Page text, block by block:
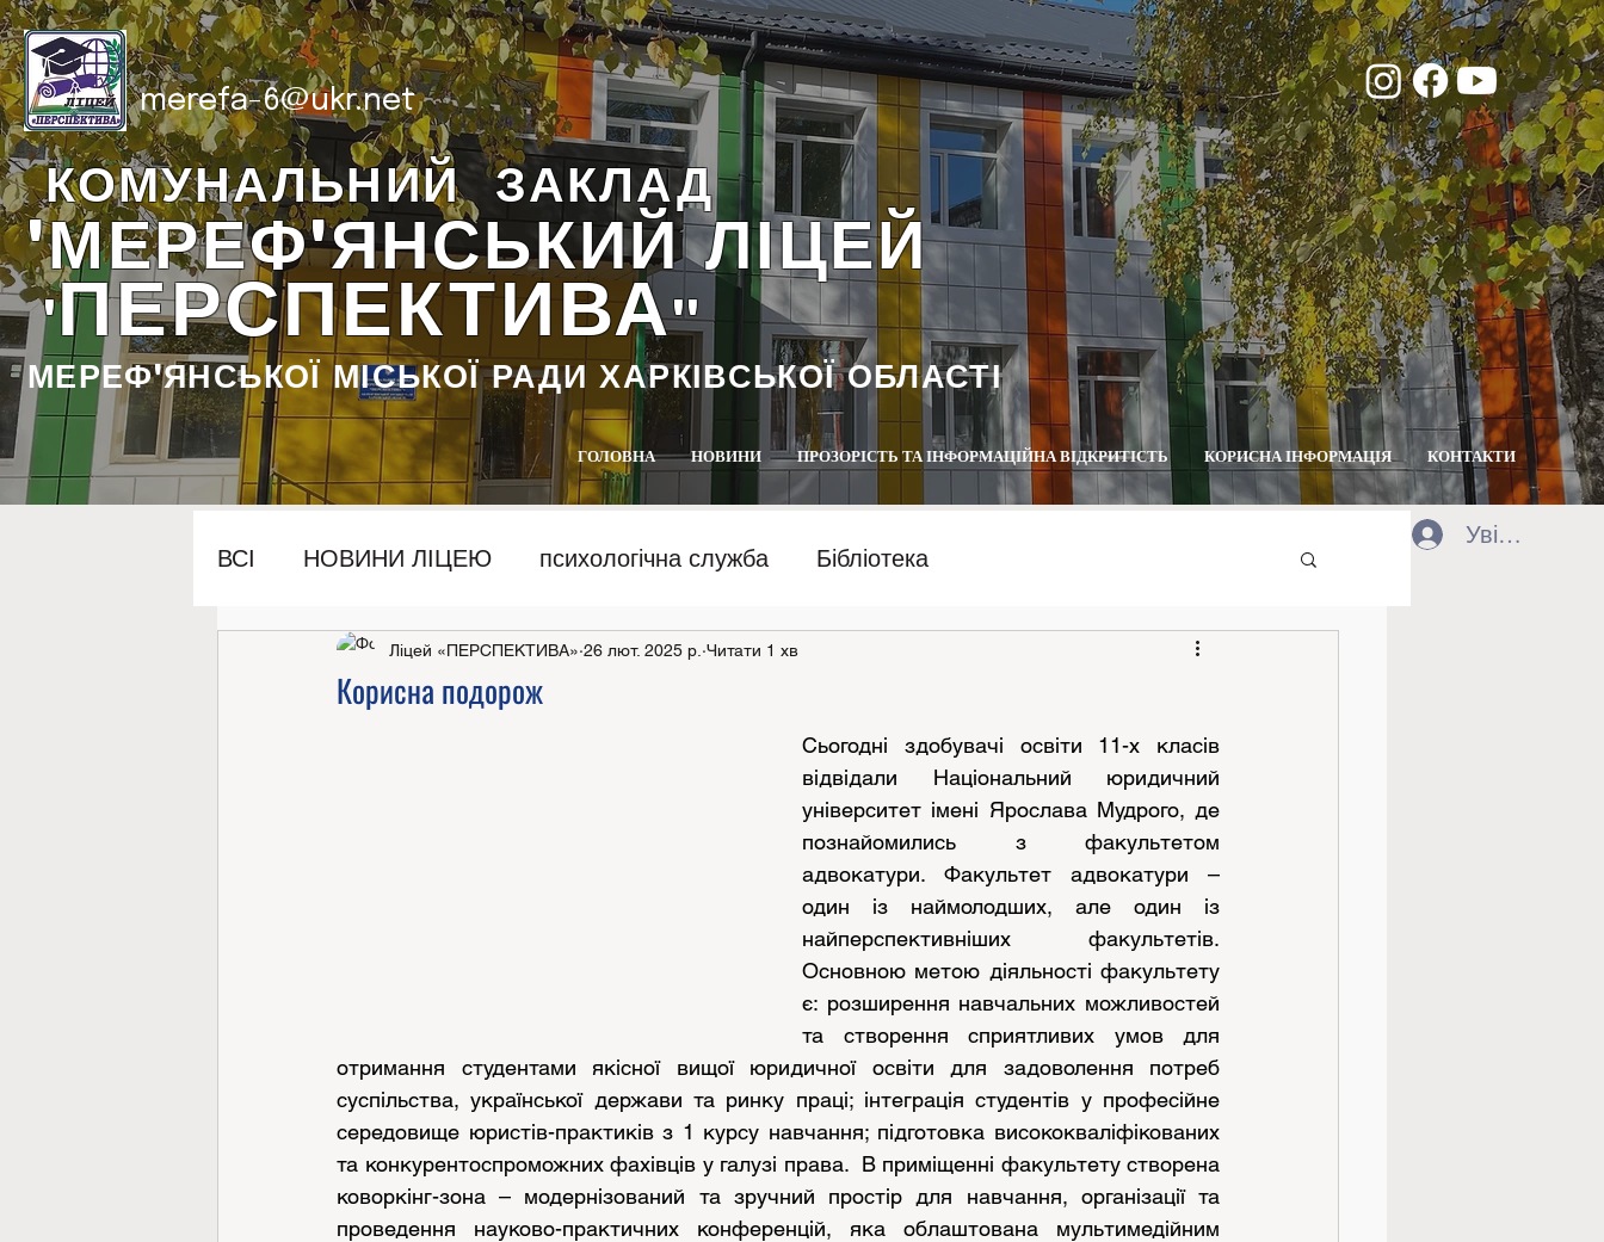
merefa-6@ukr.net
КОМУНАЛЬНИЙ ЗАКЛАД
"МЕРЕФ'ЯНСЬКИЙ ЛІЦЕЙ
"ПЕРСПЕКТИВА""
МЕРЕФ'ЯНСЬКОЇ МІСЬКОЇ РАДИ ХАРКІВСЬКОЇ ОБЛАСТІ
ГОЛОВНА НОВИНИ ПРОЗОРІСТЬ ТА ІНФОРМАЦІЙНА ВІДКРИТІСТЬ КОРИСНА ІНФОРМАЦІЯ КОНТАКТИ
ВСІ НОВИНИ ЛІЦЕЮ психологічна служба Бібліотека
Корисна подорож
Ліцей «ПЕРСПЕКТИВА» 26 лют. 2025 р. Читати 1 хв
Сьогодні здобувачі освіти 11-х класів
відвідали Національний юридичний
університет імені Ярослава Мудрого, де
познайомились з факультетом
адвокатури. Факультет адвокатури –
один із наймолодших, але один із
найперспективніших факультетів.
Основною метою діяльності факультету
є: розширення навчальних можливостей
та створення сприятливих умов для
отримання студентами якісної вищої юридичної освіти для задоволення потреб
суспільства, української держави та ринку праці; інтеграція студентів у професійне
середовище юристів-практиків з 1 курсу навчання; підготовка висококваліфікованих
та конкурентоспроможних фахівців у галузі права.  В приміщенні факультету створена
коворкінг-зона – модернізований та зручний простір для навчання, організації та
проведення науково-практичних конференцій, яка облаштована мультимедійним
Увійти